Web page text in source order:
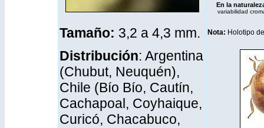
Tamaño: 3,2 a 4,3 mm.
Distribución: Argentina
(Chubut, Neuquén),
Chile (Bío Bío, Cautín,
Cachapoal, Coyhaique,
Curicó, Chacabuco,
En la
variabilidad
Nota: Holotipo